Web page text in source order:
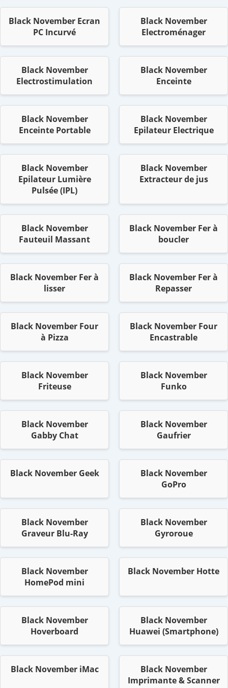
Black November Ecran
PC Incurvé
Black November
Electroménager
Black November
Electrostimulation
Black November
Enceinte
Black November
Enceinte Portable
Black November
Epilateur Electrique
Black November
Epilateur Lumière
Pulsée (IPL)
Black November
Extracteur de jus
Black November
Fauteuil Massant
Black November Fer à
boucler
Black November Fer à
lisser
Black November Fer à
Repasser
Black November Four
à Pizza
Black November Four
Encastrable
Black November
Friteuse
Black November
Funko
Black November
Gabby Chat
Black November
Gaufrier
Black November Geek
Black November
GoPro
Black November
Graveur Blu-Ray
Black November
Gyroroue
Black November
HomePod mini
Black November Hotte
Black November
Hoverboard
Black November
Huawei (Smartphone)
Black November iMac
Black November
Imprimante & Scanner